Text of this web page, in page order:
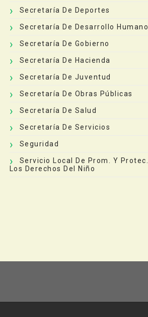
Secretaría De Deportes
Secretaría De Desarrollo Humano
Secretaría De Gobierno
Secretaría De Hacienda
Secretaría De Juventud
Secretaría De Obras Públicas
Secretaría De Salud
Secretaría De Servicios
Seguridad
Servicio Local De Prom. Y Protec.
Los Derechos Del Niño